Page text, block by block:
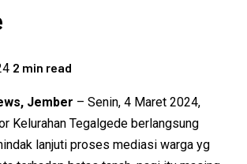
2 min read
Jember – Senin, 4 Maret 2024,
Kelurahan Tegalgede berlangsung
lanjuti proses mediasi warga yg